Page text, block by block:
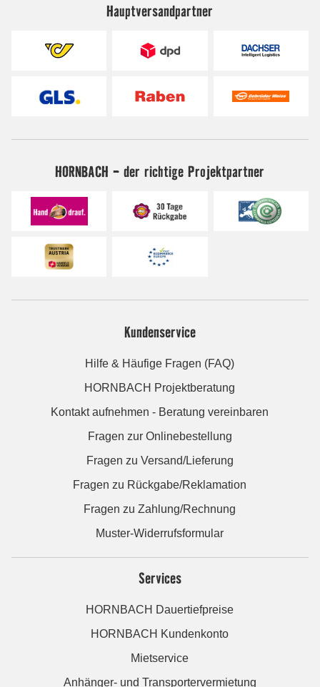
Hauptversandpartner
HORNBACH - der richtige Projektpartner
Kundenservice
Hilfe & Häufige Fragen (FAQ)
HORNBACH Projektberatung
Kontakt aufnehmen - Beratung vereinbaren
Fragen zur Onlinebestellung
Fragen zu Versand/Lieferung
Fragen zu Rückgabe/Reklamation
Fragen zu Zahlung/Rechnung
Muster-Widerrufsformular
Services
HORNBACH Dauertiefpreise
HORNBACH Kundenkonto
Mietservice
Anhänger- und Transportervermietung